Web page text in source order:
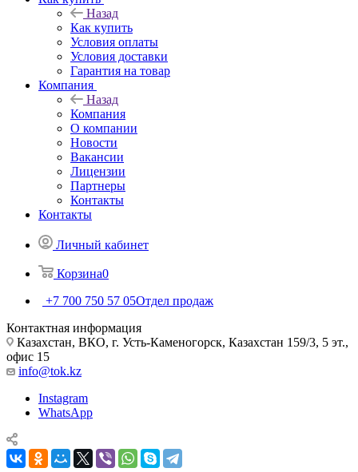
Назад
Как купить
Условия оплаты
Условия доставки
Гарантия на товар
Компания
Назад
Компания
О компании
Новости
Вакансии
Лицензии
Партнеры
Контакты
Контакты
Личный кабинет
Корзина0
+7 700 750 57 05Отдел продаж
Контактная информация
Казахстан, ВКО, г. Усть-Каменогорск, Казахстан 159/3, 5 эт.,
офис 15
info@tok.kz
Instagram
WhatsApp